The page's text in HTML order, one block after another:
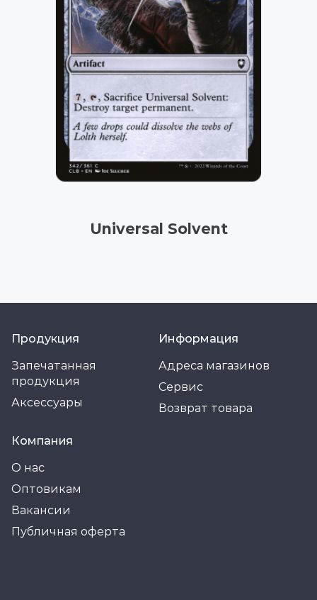
Universal Solvent
Продукция
Запечатанная
продукция
Аксессуары
Информация
Адреса магазинов
Сервис
Возврат товара
Компания
О нас
Оптовикам
Вакансии
Публичная оферта